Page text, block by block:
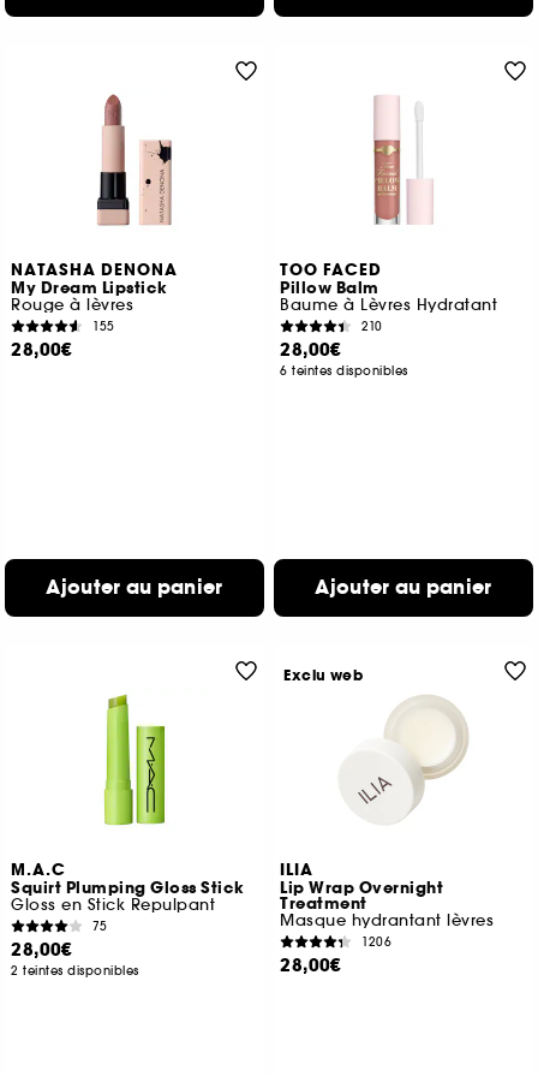
NATASHA DENONA
My Dream Lipstick
Rouge à lèvres
155
28,00€
Ajouter au panier
TOO FACED
Pillow Balm
Baume à Lèvres Hydratant
210
28,00€
6 teintes disponibles
Ajouter au panier
M.A.C
Squirt Plumping Gloss Stick
Gloss en Stick Repulpant
75
28,00€
2 teintes disponibles
ILIA
Lip Wrap Overnight
Treatment
Masque hydrantant lèvres
1206
28,00€
Exclu web